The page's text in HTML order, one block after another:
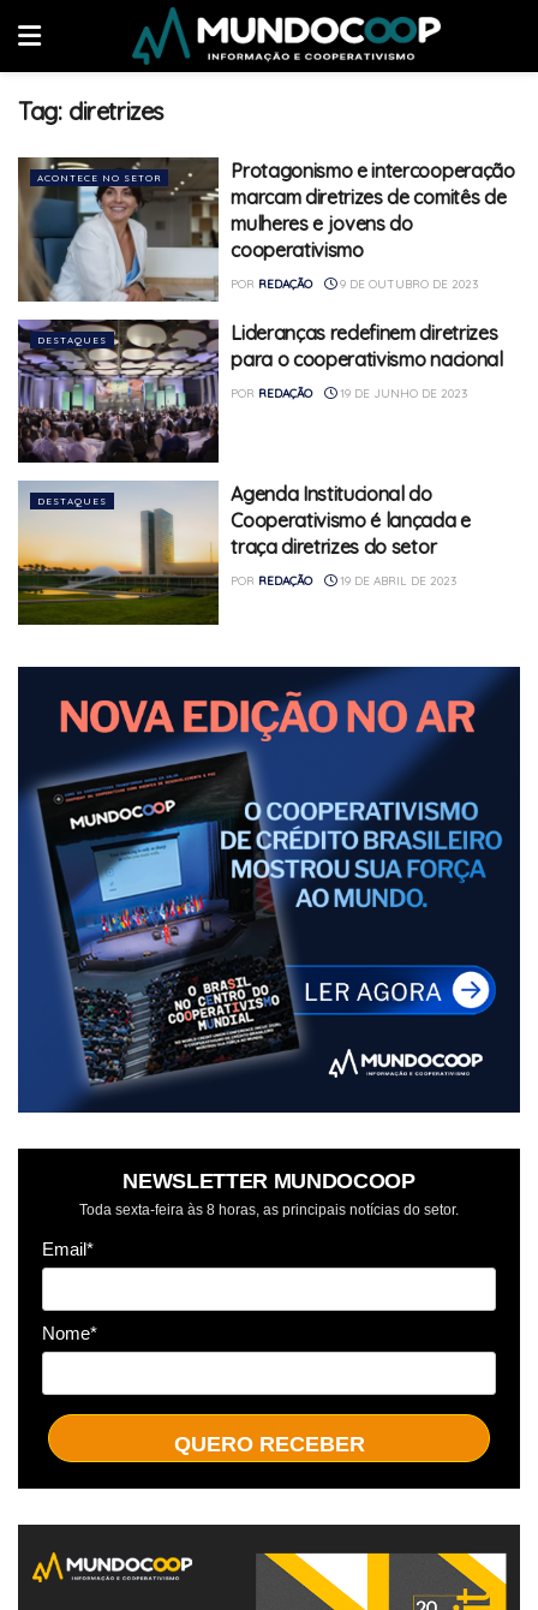
Tag: diretrizes
ACONTECE NO SETOR
Protagonismo e intercooperação
marcam diretrizes de comitês de
mulheres e jovens do
cooperativismo
POR REDAÇÃO 9 DE OUTUBRO DE 2023
DESTAQUES
Lideranças redefinem diretrizes
para o cooperativismo nacional
POR REDAÇÃO 19 DE JUNHO DE 2023
DESTAQUES
Agenda Institucional do
Cooperativismo é lançada e
traça diretrizes do setor
POR REDAÇÃO 19 DE ABRIL DE 2023
NEWSLETTER MUNDOCOOP
Toda sexta-feira às 8 horas, as principais notícias do setor.
Email*
Nome*
QUERO RECEBER